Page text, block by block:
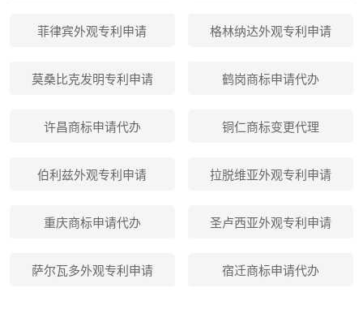
菲律宾外观专利申请 格林纳达外观专利申请
莫桑比克发明专利申请 鹤岗商标申请代办
许昌商标申请代办 铜仁商标变更代理
伯利兹外观专利申请 拉脱维亚外观专利申请
重庆商标申请代办 圣卢西亚外观专利申请
萨尔瓦多外观专利申请 宿迁商标申请代办